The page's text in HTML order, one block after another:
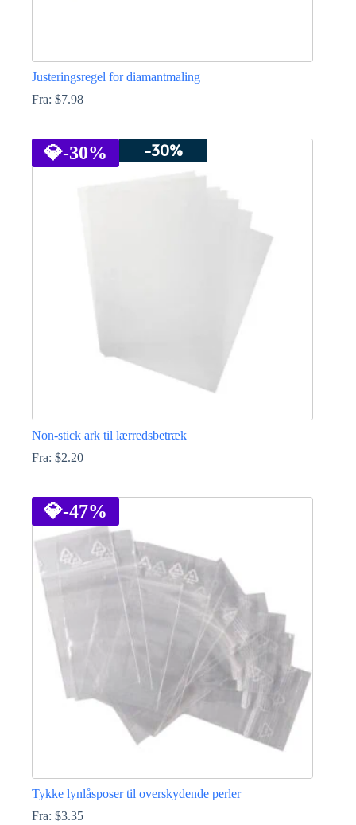
Justeringsregel for diamantmaling
Fra: $7.98
har
flere
💎-30% -30%
Non-stick ark til lærredsbetræk
Fra: $2.20
har
flere
varianter.
Mulighederne
vælges
varesiden
💎-47%
Tykke lynlåsposer til overskydende perler
Fra: $3.35